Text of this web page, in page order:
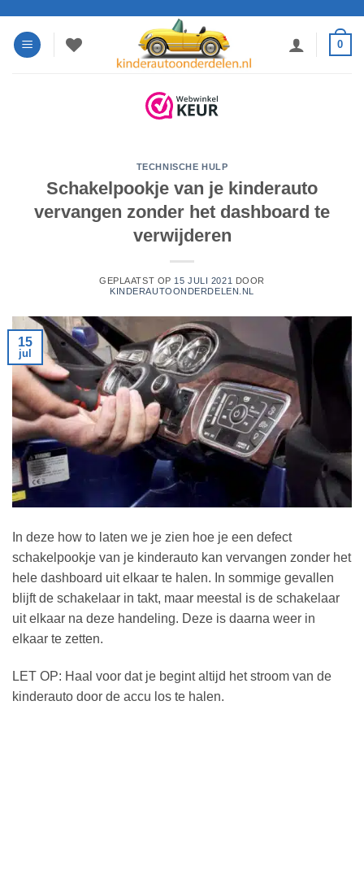
naar
inhoud
0
TECHNISCHE HULP
Schakelpookje van je kinderauto
vervangen zonder het dashboard te
verwijderen
GEPLAATST OP 15 JULI 2021 DOOR
KINDERAUTOONDERDELEN.NL
15
jul
In deze how to laten we je zien hoe je een defect
schakelpookje van je kinderauto kan vervangen zonder het
hele dashboard uit elkaar te halen. In sommige gevallen
blijft de schakelaar in takt, maar meestal is de schakelaar
uit elkaar na deze handeling. Deze is daarna weer in
elkaar te zetten.
LET OP: Haal voor dat je begint altijd het stroom van de
kinderauto door de accu los te halen.